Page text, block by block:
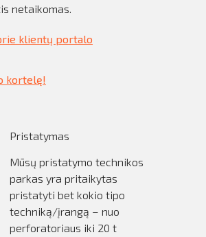
netaikomas.
klientų portalo
kortelę!
Pristatymas
Mūsų pristatymo technikos
parkas yra pritaikytas
pristatyti bet kokio tipo
techniką/įrangą – nuo
perforatoriaus iki 20 t